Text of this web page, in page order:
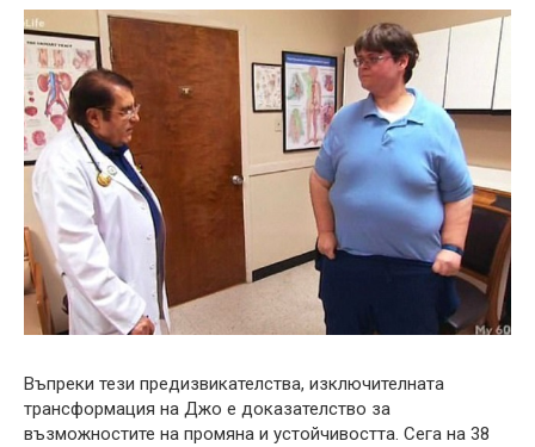
Въпреки тези предизвикателства, изключителната
трансформация на Джо е доказателство за
възможностите на промяна и устойчивостта. Сега на 38